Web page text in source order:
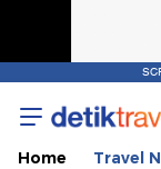
Home Travel